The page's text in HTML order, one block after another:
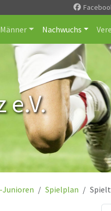
Männer Nachwuchs
e.V.
Junioren Spielplan